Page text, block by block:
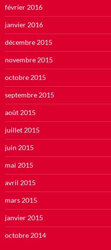
février 2016
janvier 2016
décembre 2015
novembre 2015
octobre 2015
septembre 2015
août 2015
juillet 2015
juin 2015
mai 2015
avril 2015
mars 2015
janvier 2015
octobre 2014